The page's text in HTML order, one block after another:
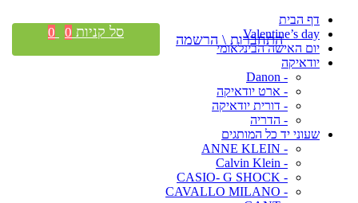
דף הבית
Valentine’s day
יום האישה הבינלאומי
יודאיקה
- Danon
- ארט יודאיקה
- דורית יודאיקה
- הדריה
שעוני יד כל המותגים
- ANNE KLEIN
- Calvin Klein
- CASIO- G SHOCK
- CAVALLO MILANO
התחברות \ הרשמה סל קניות 0
0